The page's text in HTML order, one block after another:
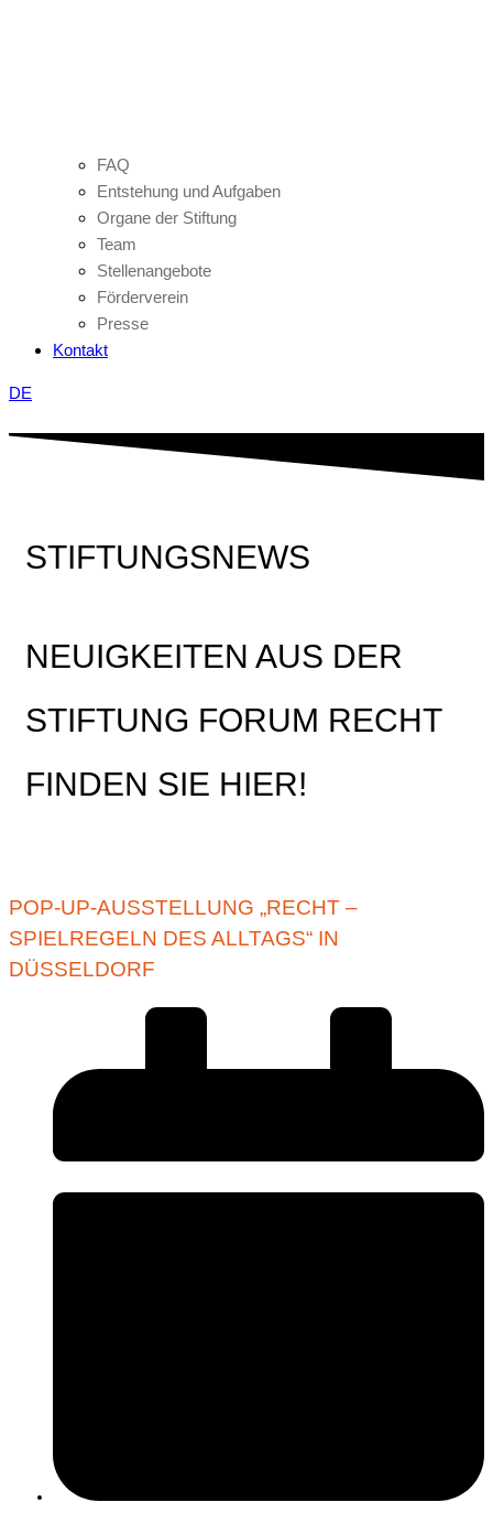
FAQ
Entstehung und Aufgaben
Organe der Stiftung
Team
Stellenangebote
Förderverein
Presse
Kontakt
DE
STIFTUNGSNEWS
NEUIGKEITEN AUS DER
STIFTUNG FORUM RECHT
FINDEN SIE HIER!
POP-UP-AUSSTELLUNG „RECHT –
SPIELREGELN DES ALLTAGS“ IN
DÜSSELDORF